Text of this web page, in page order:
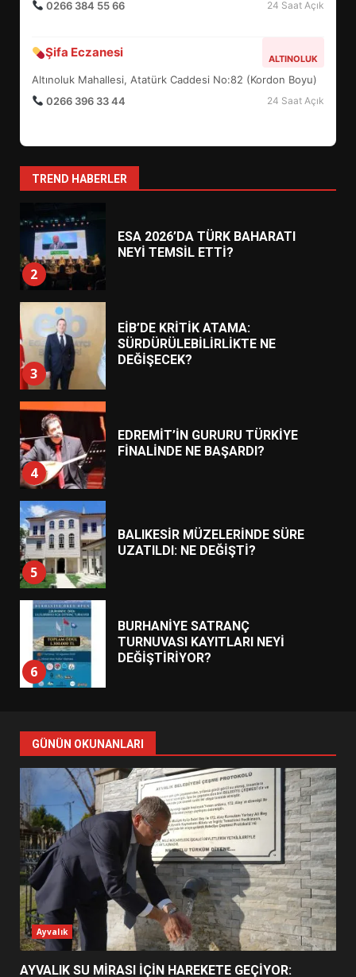
0266 384 55 66
24 Saat Açık
Şifa Eczanesi ALTINOLUK
Altınoluk Mahallesi, Atatürk Caddesi No:82 (Kordon Boyu)
0266 396 33 44
24 Saat Açık
TREND HABERLER
7
YENİ YÖNETİM NASIL
ŞEKİLLENDİ?
1
HAREKETE GEÇİYOR: GÖZLER
2
ESA 2026’DA TÜRK BAHARATI
NEYİ TEMSİL ETTİ?
3
EİB’DE KRİTİK ATAMA:
SÜRDÜRÜLEBİLİRLİKTE NE
DEĞİŞECEK?
4
EDREMİT’İN GURURU TÜRKİYE
FİNALİNDE NE BAŞARDI?
5
BALIKESİR MÜZELERİNDE SÜRE
UZATILDI: NE DEĞİŞTİ?
6
BURHANİYE SATRANÇ
TURNUVASI KAYITLARI NEYİ
DEĞİŞTİRİYOR?
7
YENİ YÖNETİM NASIL
ŞEKİLLENDİ?
1
AYVALIK SU MİRASI İÇİN
HAREKETE GEÇİYOR: GÖZLER
BULUŞMADA
2
ESA 2026’DA TÜRK BAHARATI
NEYİ TEMSİL ETTİ?
GÜNÜN OKUNANLARI
Ayvalık
AYVALIK SU MİRASI İÇİN HAREKETE GEÇİYOR: